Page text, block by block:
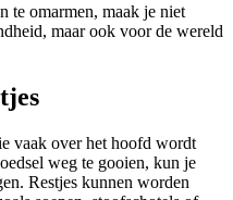
te omarmen, maak je niet
maar ook voor de wereld
vaak over het hoofd wordt
weg te gooien, kun je
Restjes kunnen worden